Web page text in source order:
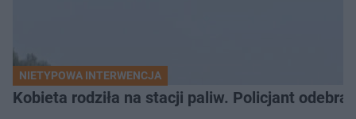
NIETYPOWA INTERWENCJA
Kobieta rodziła na stacji paliw. Policjant